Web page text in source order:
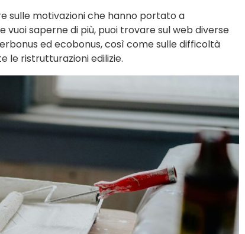
sulle motivazioni che hanno portato a
vuoi saperne di più, puoi trovare sul web diverse
ed ecobonus, così come sulle difficoltà
le ristrutturazioni edilizie.